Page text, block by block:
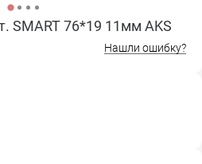
SMART 76*19 11мм AKS
Нашли ошибку?